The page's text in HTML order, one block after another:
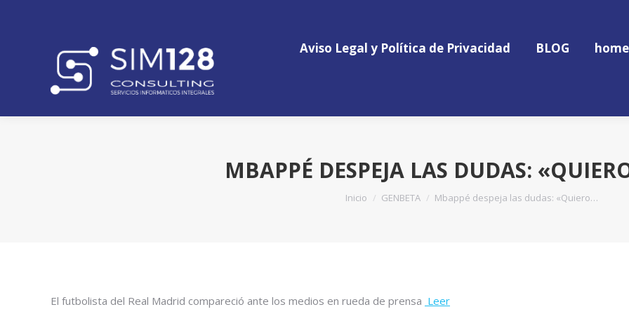
Aviso Legal y Política de Privacidad BLOG home
MBAPPÉ DESPEJA LAS DUDAS:
Estás aquí:
Inicio GENBETA Mbappé despeja las dudas: «Quiero…
El futbolista del Real Madrid compareció ante los medios en rueda de prensa Leer